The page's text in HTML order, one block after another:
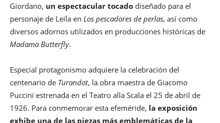
Giordano, un espectacular tocado diseñado para el
personaje de Leila en Los pescadores de perlas, así como
diversos adornos utilizados en producciones históricas de
Madama Butterfly.
Especial protagonismo adquiere la celebración del
centenario de Turandot, la obra maestra de Giacomo
Puccini estrenada en el Teatro alla Scala el 25 de abril de
1926. Para conmemorar esta efeméride, la exposición
exhibe una de las piezas más emblemáticas de la